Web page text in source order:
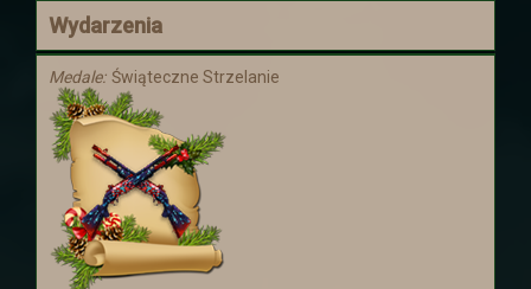
Zapraszamy do Aktualizacji
Zapraszamy Wszystkich na Świąteczną
Ucztę, która odbędzie się od 20 grudnia
do 9 stycznia. Więcej informacji
znajdziecie więcej :)
Wydarzenia
Medale Świąteczne Strzelanie